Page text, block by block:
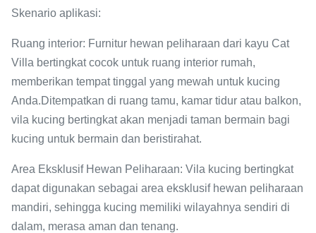
Skenario aplikasi:
Ruang interior: Furnitur hewan peliharaan dari kayu Cat
Villa bertingkat cocok untuk ruang interior rumah,
memberikan tempat tinggal yang mewah untuk kucing
Anda.Ditempatkan di ruang tamu, kamar tidur atau balkon,
vila kucing bertingkat akan menjadi taman bermain bagi
kucing untuk bermain dan beristirahat.
Area Eksklusif Hewan Peliharaan: Vila kucing bertingkat
dapat digunakan sebagai area eksklusif hewan peliharaan
mandiri, sehingga kucing memiliki wilayahnya sendiri di
dalam, merasa aman dan tenang.